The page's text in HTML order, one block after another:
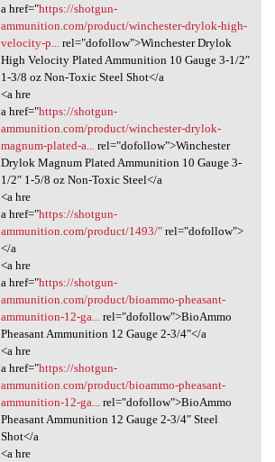
a href="https://shotgun-
ammunition.com/product/winchester-drylok-high-
velocity-p...rel="dofollow">Winchester Drylok
High Velocity Plated Ammunition 10 Gauge 3-1/2″
1-3/8 oz Non-Toxic Steel Shot</a
<a hre
a href="https://shotgun-
ammunition.com/product/winchester-drylok-
magnum-plated-a...rel="dofollow">Winchester
Drylok Magnum Plated Ammunition 10 Gauge 3-
1/2″ 1-5/8 oz Non-Toxic Steel</a
<a hre
a href="https://shotgun-
ammunition.com/product/1493/"rel="dofollow">
</a
<a hre
a href="https://shotgun-
ammunition.com/product/bioammo-pheasant-
ammunition-12-ga...rel="dofollow">BioAmmo
Pheasant Ammunition 12 Gauge 2-3/4″</a
<a hre
a href="https://shotgun-
ammunition.com/product/bioammo-pheasant-
ammunition-12-ga...rel="dofollow">BioAmmo
Pheasant Ammunition 12 Gauge 2-3/4″ Steel
Shot</a
<a hre